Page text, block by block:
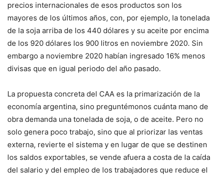
precios internacionales de esos productos son los
mayores de los últimos años, con, por ejemplo, la tonelada
de la soja arriba de los 440 dólares y su aceite por encima
de los 920 dólares los 900 litros en noviembre 2020. Sin
embargo a noviembre 2020 habían ingresado 16% menos
divisas que en igual periodo del año pasado.
La propuesta concreta del CAA es la primarización de la
economía argentina, sino preguntémonos cuánta mano de
obra demanda una tonelada de soja, o de aceite. Pero no
solo genera poco trabajo, sino que al priorizar las ventas
externa, revierte el sistema y en lugar de que se destinen
los saldos exportables, se vende afuera a costa de la caída
del salario y del empleo de los trabajadores que reduce el